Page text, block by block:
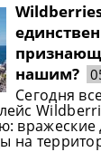
нашим?
Сегодня
на